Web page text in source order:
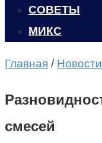
CОВЕТЫ
МИКС
Главная / Новости
смесей